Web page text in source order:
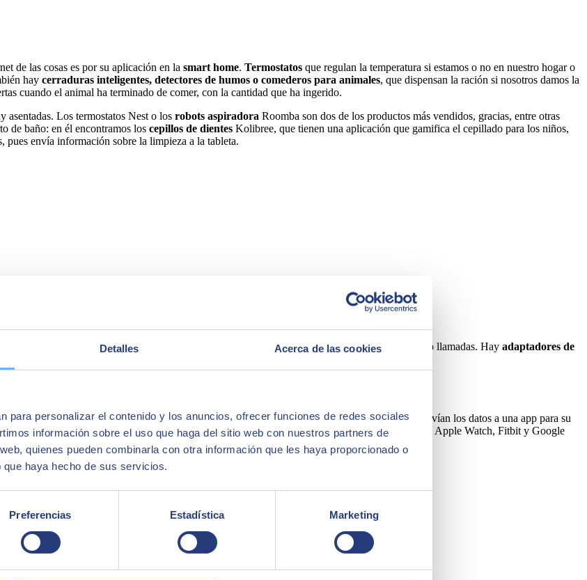
Detalles Acerca de las cookies
para personalizar el contenido y los anuncios, ofrecer funciones de redes sociales
información sobre el uso que haga del sitio web con nuestros partners de
quienes pueden combinarla con otra información que les haya proporcionado o
haya hecho de sus servicios.
Preferencias Estadística Marketing
de las cosas es por su aplicación en la smart home. Termostatos que regulan la temperatura si estamos o no en nuestro hogar o
hay cerraduras inteligentes, detectores de humos o comederos para animales, que dispensan la ración si nosotros damos la
cuando el animal ha terminado de comer, con la cantidad que ha ingerido.
asentadas. Los termostatos Nest o los robots aspiradora Roomba son dos de los productos más vendidos, gracias, entre otras
de baño: en él encontramos los cepillos de dientes Kolibree, que tienen una aplicación que gamifica el cepillado para los niños,
pues envía información sobre la limpieza a la tableta.
a través de las redes wifi y Bluetooth, también se puede hacer con los más tradicionales SMS o llamadas. Hay adaptadores de
a distancia el encendido o apagado de la caldera o el aire acondicionado.
quemonitoriza tus latidosson internet de las cosas. La popularidad de estos aparatos, que envían los datos a una app para su
usen para el control del ejercicio y de su salud. Entre los servicios más populares se encuentran Apple Watch, Fitbit y Google